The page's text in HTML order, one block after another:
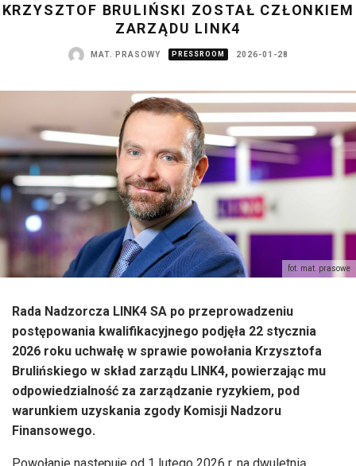
KRZYSZTOF BRULIŃSKI ZOSTAŁ CZŁONKIEM
ZARZĄDU LINK4
MAT. PRASOWY PRESSROOM 2026-01-28
fot. mat. prasowe
Rada Nadzorcza LINK4 SA po przeprowadzeniu
postępowania kwalifikacyjnego podjęła 22 stycznia
2026 roku uchwałę w sprawie powołania Krzysztofa
Brulińskiego w skład zarządu LINK4, powierzając mu
odpowiedzialność za zarządzanie ryzykiem, pod
warunkiem uzyskania zgody Komisji Nadzoru
Finansowego.